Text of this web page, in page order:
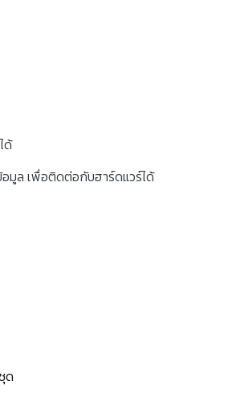
ด้
มูล เพื่อติดต่อกับฮาร์ดแวร์ได้
ด